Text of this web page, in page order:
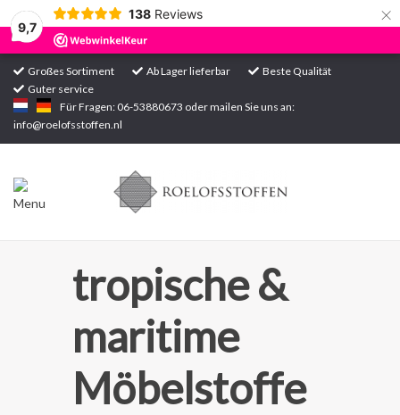
9,7
138 Reviews ×
Großes Sortiment Ab Lager lieferbar
Beste Qualität
Guter service
Für Fragen: 06-53880673 oder mailen Sie uns an:
info@roelofsstoffen.nl
Startseite
Sortiment
tropische &
maritime
Möbelstoffe